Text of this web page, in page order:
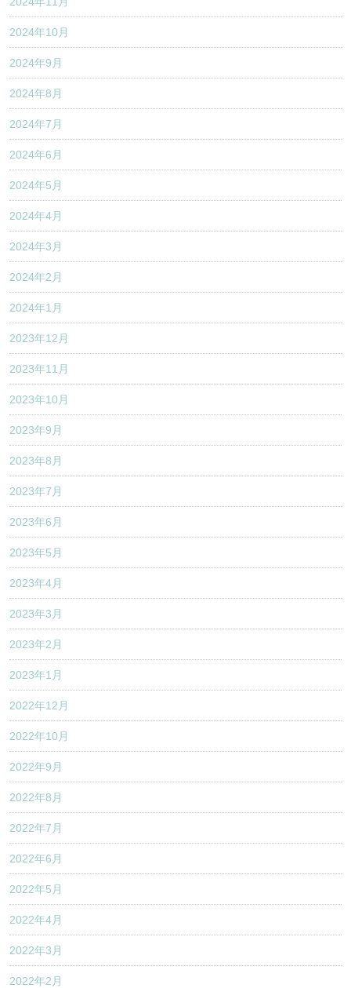
2024年10月
2024年9月
2024年8月
2024年7月
2024年6月
2024年5月
2024年4月
2024年3月
2024年2月
2024年1月
2023年12月
2023年11月
2023年10月
2023年9月
2023年8月
2023年7月
2023年6月
2023年5月
2023年4月
2023年3月
2023年2月
2023年1月
2022年12月
2022年10月
2022年9月
2022年8月
2022年7月
2022年6月
2022年5月
2022年4月
2022年3月
2022年2月